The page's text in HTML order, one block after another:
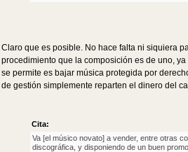
Claro que es posible. No hace falta ni siquiera
procedimiento que la composición es de uno,
se permite es bajar música protegida por
de gestión simplemente reparten el dinero del
Cita:
Va [el músico novato] a vender, entre otras
discográfica, y disponiendo de un buen